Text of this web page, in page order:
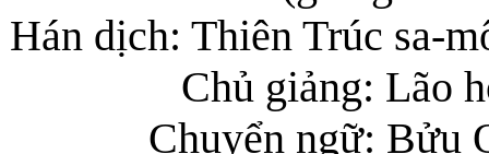
Hán dịch: Thiên Trúc sa-
Chủ giảng: Lão
Chuyển ngữ: Bửu